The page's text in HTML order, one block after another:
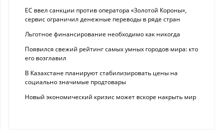
ЕС ввел санкции против оператора «Золотой Короны»,
сервис ограничил денежные переводы в ряде стран
Льготное финансирование необходимо как никогда
Появился свежий рейтинг самых умных городов мира: кто
его возглавил
В Казахстане планируют стабилизировать цены на
социально значимые продтовары
Новый экономический кризис может вскоре накрыть мир